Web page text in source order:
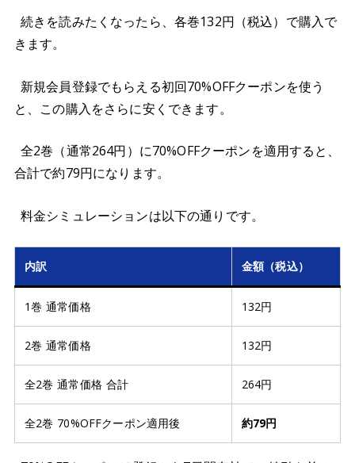
続きを読みたくなったら、各巻132円（税込）で購入で
きます。
新規会員登録でもらえる初回70%OFFクーポンを使う
と、この購入をさらに安くできます。
全2巻（通常264円）に70%OFFクーポンを適用すると、
合計で約79円になります。
料金シミュレーションは以下の通りです。
内訳 金額（税込）
1巻 通常価格 132円
2巻 通常価格 132円
全2巻 通常価格 合計 264円
全2巻 70%OFFクーポン適用後 約79円